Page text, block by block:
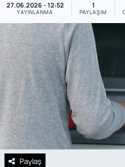
27.06.2026 - 12:52
YAYINLANMA
1
PAYLAŞIM
Paylaş